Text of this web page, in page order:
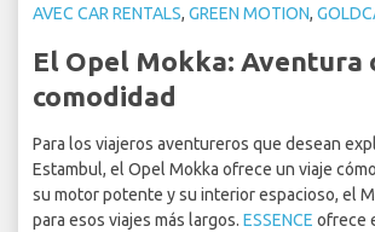
AVEC CAR RENTALS, GREEN MOTION,
El Opel Mokka: Aventura
comodidad
Para los viajeros aventureros que desean
Estambul, el Opel Mokka ofrece un viaje
su motor potente y su interior espacioso, el
para esos viajes más largos. ESSENCE ofrece